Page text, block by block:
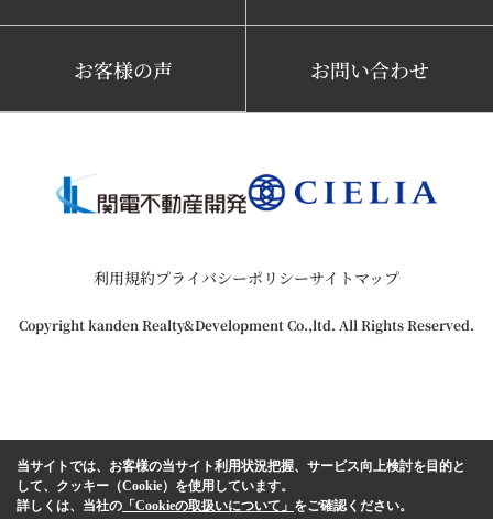
お客様の声 お問い合わせ
利用規約プライバシーポリシーサイトマップ
Copyright kanden Realty&Development Co.,ltd. All Rights Reserved.
当サイトでは、お客様の当サイト利用状況把握、サービス向上検討を目的と
して、クッキー（Cookie）を使用しています。
詳しくは、当社の 「Cookieの取扱いについて」 をご確認ください。